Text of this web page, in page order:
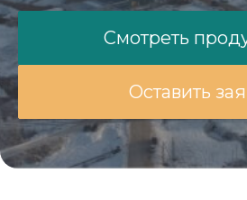
Смотреть
Оставить